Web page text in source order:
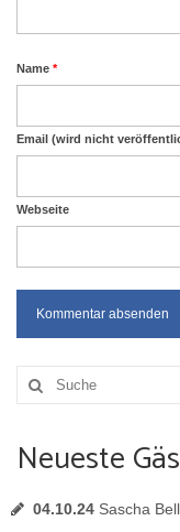
Name *
Email (wird nicht
Webseite
Suche
nach:
Neueste
04.10.24 Sascha